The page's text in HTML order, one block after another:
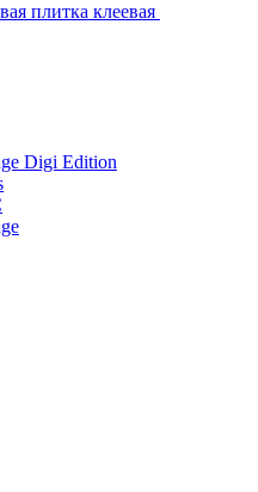
плитка клеевая
Digi Edition